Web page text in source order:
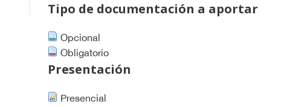
Tipo de documentación a aportar
Opcional
Obligatorio
Presentación
Presencial